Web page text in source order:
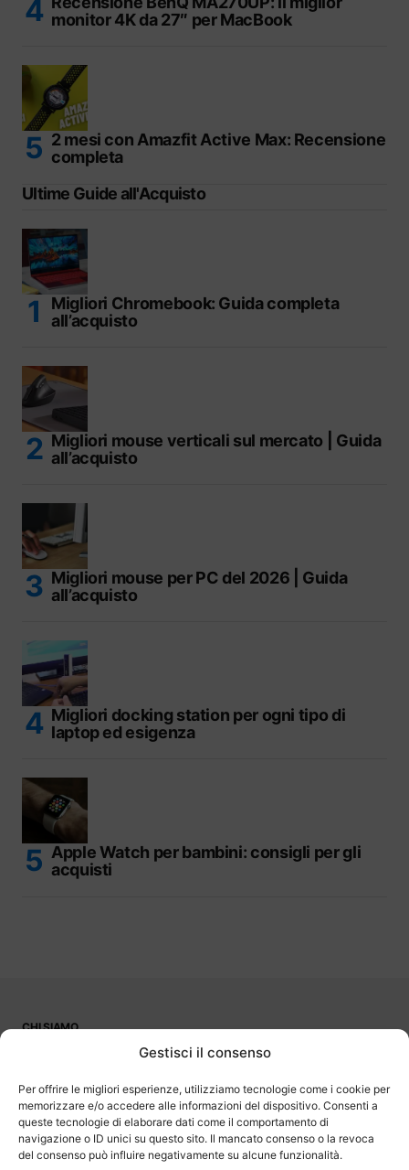
Gestisci il consenso
Per offrire le migliori esperienze, utilizziamo tecnologie come i cookie per
memorizzare e/o accedere alle informazioni del dispositivo. Consenti a
queste tecnologie di elaborare dati come il comportamento di
navigazione o ID unici su questo sito. Il mancato consenso o la revoca
del consenso può influire negativamente su alcune funzionalità.
monitor 4K da 27″ per MacBook
2 mesi con Amazfit Active Max: Recensione
completa
Ultime Guide all'Acquisto
Migliori Chromebook: Guida completa
all’acquisto
Migliori mouse verticali sul mercato | Guida
all’acquisto
Migliori mouse per PC del 2026 | Guida
all’acquisto
Migliori docking station per ogni tipo di
laptop ed esigenza
Apple Watch per bambini: consigli per gli
acquisti
CHI SIAMO